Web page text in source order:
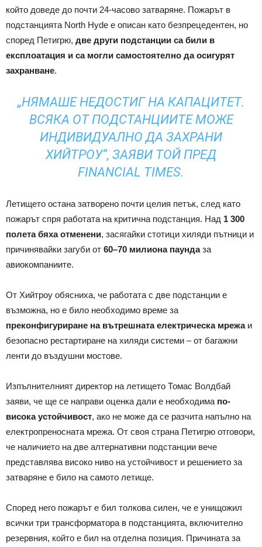
който доведе до почти 24-часово затваряне. Пожарът в
подстанцията North Hyde е описан като безпрецедентен, но
според Петигрю, две други подстанции са били в
експлоатация и са могли самостоятелно да осигурят
захранване.
„НЯМАШЕ НЕДОСТИГ НА КАПАЦИТЕТ.
ВСЯКА ОТ ПОДСТАНЦИИТЕ МОЖЕ
ИНДИВИДУАЛНО ДА ЗАХРАНИ
ХИЙТРОУ“, ЗАЯВИ ТОЙ ПРЕД
FINANCIAL TIMES.
Летището остана затворено почти целия петък, след като
пожарът спря работата на критична подстанция. Над 1 300
полета бяха отменени, засягайки стотици хиляди пътници и
причинявайки загуби от 60–70 милиона паундаза
авиокомпаниите.
От Хийтроу обясниха, че работата с две подстанции е
възможна, но е било необходимо време за
преконфигуриране на вътрешната електрическа мрежаи
безопасно рестартиране на хиляди системи – от багажни
ленти до въздушни мостове.
Изпълнителният директор на летището Томас Волдбай
заяви, че ще се направи оценка дали е необходима по-
висока устойчивост, ако не може да се разчита напълно на
електропреносната мрежа. От своя страна Петигрю отговори,
че наличието на две алтернативни подстанции вече
представлява високо ниво на устойчивост и решението за
затваряне е било на самото летище.
Според него пожарът е бил толкова силен, че е унищожил
всички три трансформатора в подстанцията, включително
резервния, който е бил на отделна позиция. Причината за